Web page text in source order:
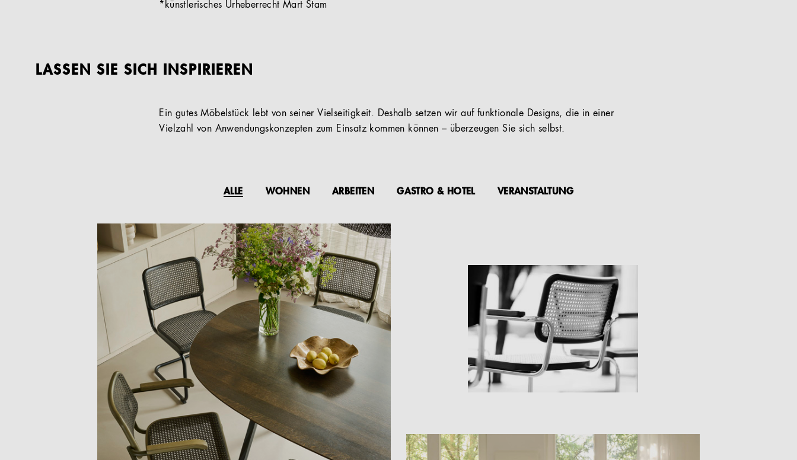
*künstlerisches Urheberrecht Mart Stam
LASSEN SIE SICH INSPIRIEREN
Ein gutes Möbelstück lebt von seiner Vielseitigkeit. Deshalb setzen wir auf funktionale Designs, die in einer
Vielzahl von Anwendungskonzepten zum Einsatz kommen können – überzeugen Sie sich selbst.
ALLE WOHNEN ARBEITEN GASTRO & HOTEL VERANSTALTUNG